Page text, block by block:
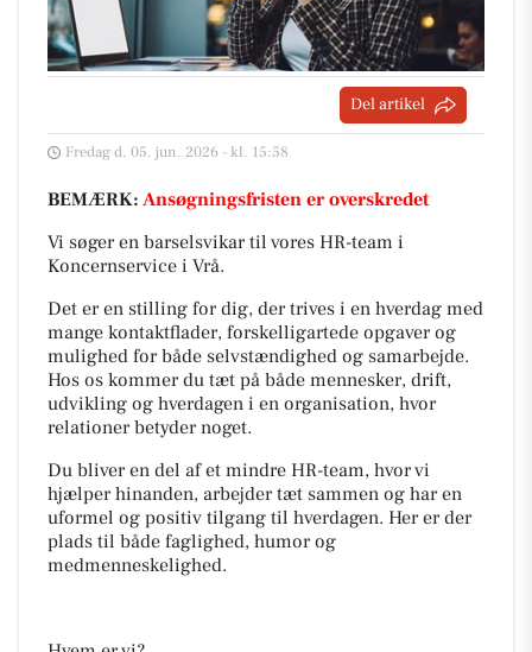
Del artikel
Fredag d. 05. jun. 2026 - kl. 15:58
BEMÆRK: Ansøgningsfristen er overskredet
Vi søger en barselsvikar til vores HR-team i
Koncernservice i Vrå.
Det er en stilling for dig, der trives i en hverdag med
mange kontaktflader, forskelligartede opgaver og
mulighed for både selvstændighed og samarbejde.
Hos os kommer du tæt på både mennesker, drift,
udvikling og hverdagen i en organisation, hvor
relationer betyder noget.
Du bliver en del af et mindre HR-team, hvor vi
hjælper hinanden, arbejder tæt sammen og har en
uformel og positiv tilgang til hverdagen. Her er der
plads til både faglighed, humor og
medmenneskelighed.